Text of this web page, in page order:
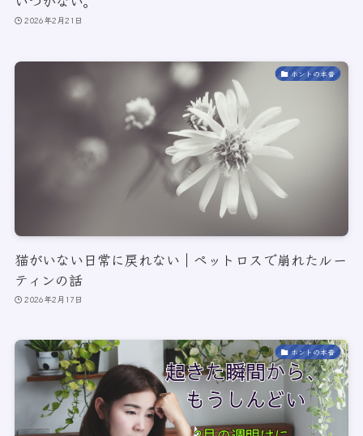
2026年2月21日
ホントの本音
猫がいない日常に戻れない｜ペットロスで崩れたルー
ティンの話
2026年2月17日
ホントの本音